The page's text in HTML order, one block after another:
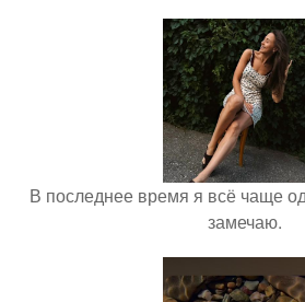
В последнее время я всё чаще
замечаю.